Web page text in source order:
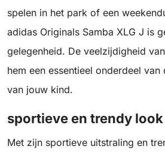
spelen in het park of een
adidas Originals Samba XLG J is
gelegenheid. De veelzijdigheid
hem een essentieel onderdeel
van jouw kind.
sportieve en trendy look
Met zijn sportieve uitstraling en